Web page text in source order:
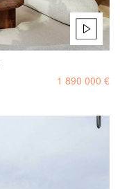
1 890 000 €